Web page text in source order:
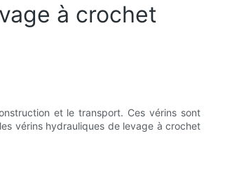
à crochet
et le transport. Ces vérins sont
vérins hydrauliques de levage à crochet